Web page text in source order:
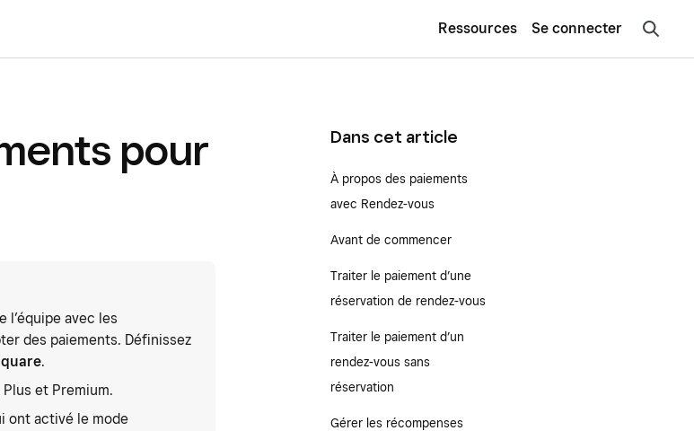
Ressources Se connecter
pour
l’équipe avec les
des paiements. Définissez
.
et Premium.
ont activé le mode
Dans cet article
À propos des paiements
avec Rendez-vous
Avant de commencer
Traiter le paiement d’une
réservation de rendez-vous
Traiter le paiement d’un
rendez-vous sans
réservation
Gérer les récompenses